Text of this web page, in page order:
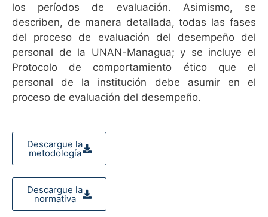
los períodos de evaluación. Asimismo, se
describen, de manera detallada, todas las fases
del proceso de evaluación del desempeño del
personal de la UNAN-Managua; y se incluye el
Protocolo de comportamiento ético que el
personal de la institución debe asumir en el
proceso de evaluación del desempeño.
Descargue la
metodología
Descargue la
normativa